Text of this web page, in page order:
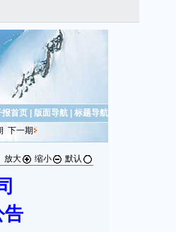
报首页 版面导航
标题导航
下一期
放大 缩小 默认
告